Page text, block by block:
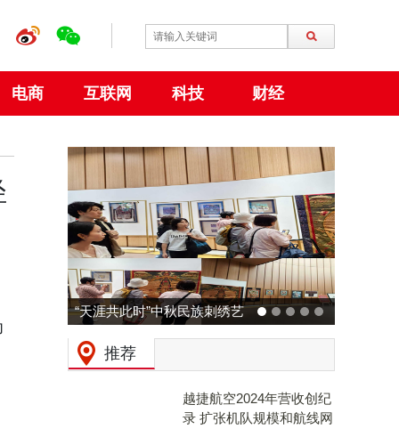
电商 互联网 科技 财经
“天涯共此时”中秋民族刺绣艺
术特展 在大阪世博会中国馆
成功举行
推荐
越捷航空2024年营收创纪
录 扩张机队规模和航线网